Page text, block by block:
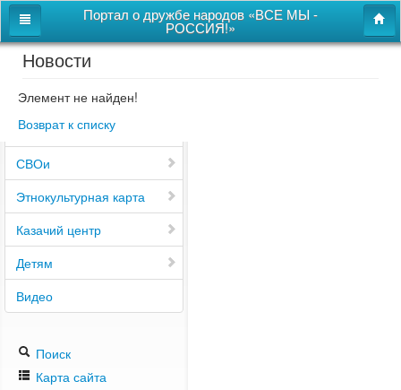
Портал о дружбе народов «ВСЕ МЫ -
РОССИЯ!»
Главная
Дом дружбы народов
Новости
СВОи
Этнокультурная карта
Казачий центр
Детям
Видео
Поиск
Карта сайта
Новости
Элемент не найден!
Возврат к списку